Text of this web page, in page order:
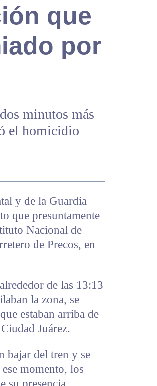
que
por
minutos más
el homicidio
y de la Guardia
que presuntamente
Nacional de
de Precos, en
de las 13:13
la zona, se
estaban arriba de
Juárez.
bajar del tren y se
momento, los